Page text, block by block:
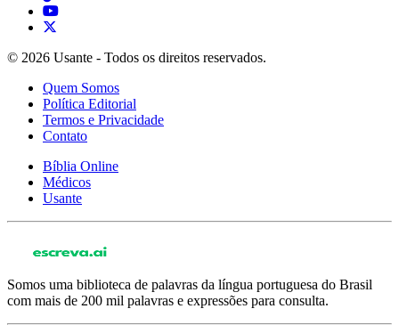
© 2026 Usante - Todos os direitos reservados.
Quem Somos
Política Editorial
Termos e Privacidade
Contato
Bíblia Online
Médicos
Usante
Somos uma biblioteca de palavras da língua portuguesa do Brasil
com mais de 200 mil palavras e expressões para consulta.